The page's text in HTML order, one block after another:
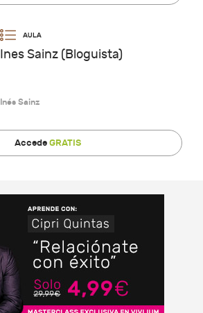
Ines Sainz (Bloguista)
Inés Sainz
AccedeGRATIS